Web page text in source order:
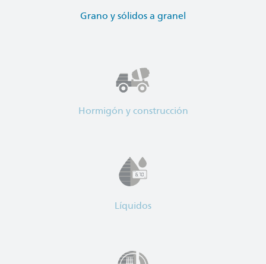
Grano y sólidos a granel
Hormigón y construcción
Líquidos